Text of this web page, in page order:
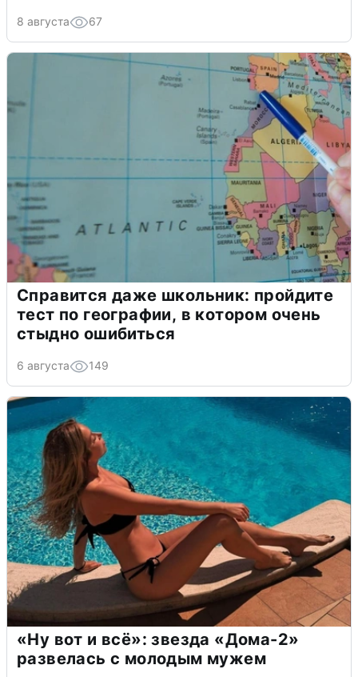
8 августа 67
Справится даже школьник: пройдите
тест по географии, в котором очень
стыдно ошибиться
6 августа 149
«Ну вот и всё»: звезда «Дома-2»
развелась с молодым мужем